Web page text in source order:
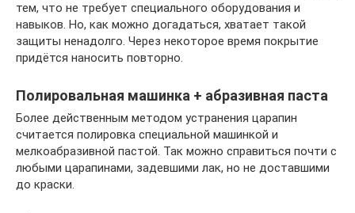
тем, что не требует специального оборудования и
навыков. Но, как можно догадаться, хватает такой
защиты ненадолго. Через некоторое время покрытие
придётся наносить повторно.
Полировальная машинка + абразивная паста
Более действенным методом устранения царапин
считается полировка специальной машинкой и
мелкоабразивной пастой. Так можно справиться почти с
любыми царапинами, задевшими лак, но не доставшими
до краски.